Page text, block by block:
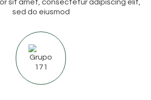
sit amet, consectetur adipiscing elit,
sed do eiusmod